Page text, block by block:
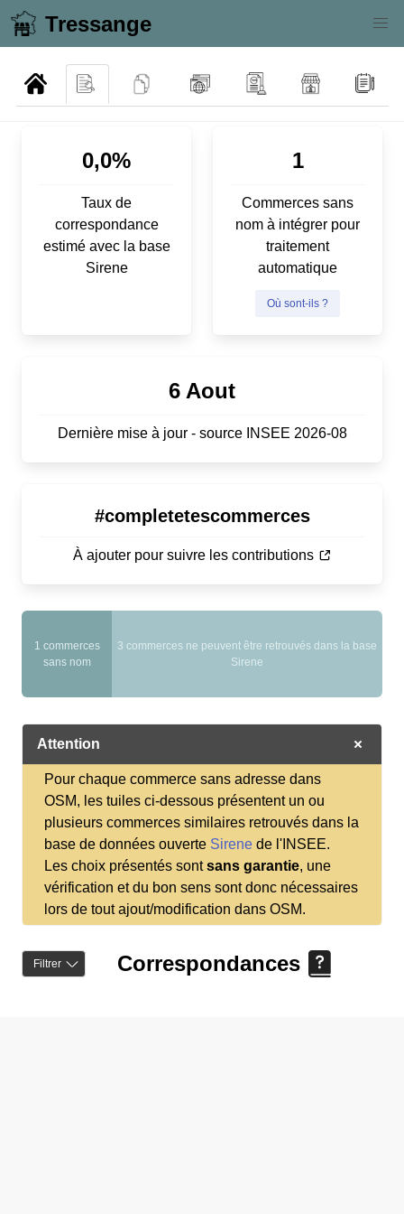
Tressange
0,0%
Taux de
correspondance
estimé avec la base
Sirene
1
Commerces sans
nom à intégrer pour
traitement
automatique
Où sont-ils ?
6 Aout
Dernière mise à jour - source INSEE 2026-08
#completetescommerces
À ajouter pour suivre les contributions
bonnes1 commerces
sans nom
3 commerces ne peuvent être retrouvés dans la base
Sirene
Attention
Pour chaque commerce sans adresse dans
OSM, les tuiles ci-dessous présentent un ou
plusieurs commerces similaires retrouvés dans la
base de données ouverte Sirene de l'INSEE.
Les choix présentés sontsans garantie, une
vérification et du bon sens sont donc nécessaires
lors de tout ajout/modification dans OSM.
Filtrer Correspondances